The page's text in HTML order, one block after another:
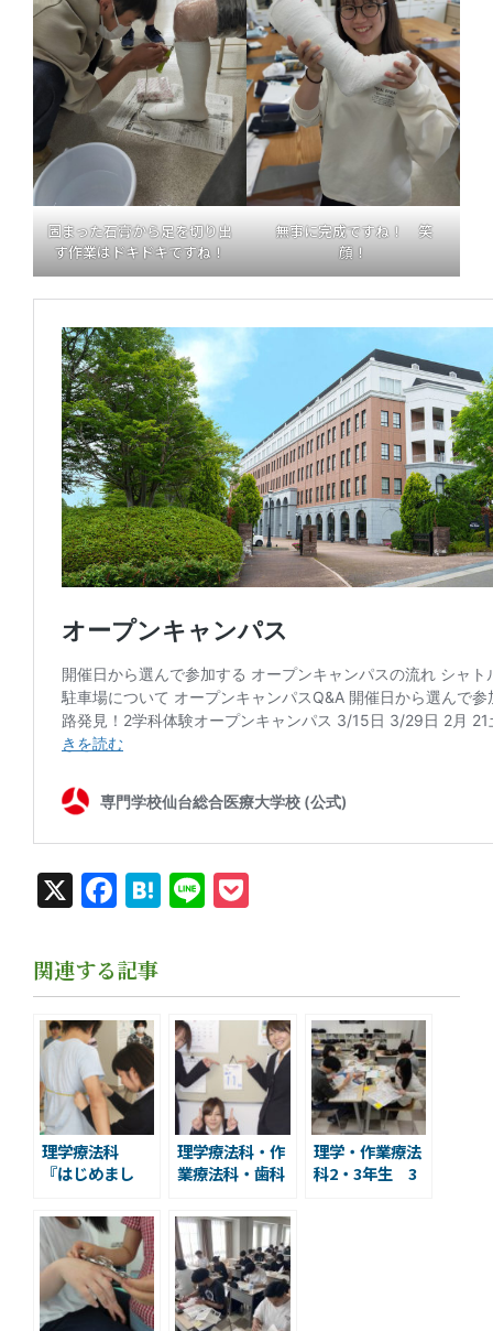
固まった石膏から足を切り出
す作業はドキドキですね！
無事に完成ですね！ 笑
顔！
X Facebook
Hatena
Line
関連する記事
理学療法科
『はじめまし
す』
理学療法科・作
業療法科・歯科
『国家試験合格
へ！決起集
会！』
理学・作業療法
科2・3年生 3